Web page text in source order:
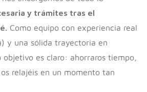
y trámites tras el
Como equipo con experiencia real
y una sólida trayectoria en
es claro: ahorraros tiempo,
relajéis en un momento tan